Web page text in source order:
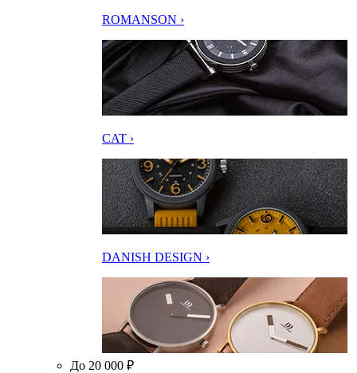
ROMANSON ›
CAT ›
DANISH DESIGN ›
До 20 000 ₽